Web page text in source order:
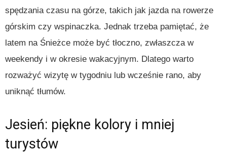
spędzania czasu na górze, takich jak jazda na rowerze
górskim czy wspinaczka. Jednak trzeba pamiętać, że
latem na Śnieżce może być tłoczno, zwłaszcza w
weekendy i w okresie wakacyjnym. Dlatego warto
rozważyć wizytę w tygodniu lub wcześnie rano, aby
uniknąć tłumów.
Jesień: piękne kolory i mniej
turystów